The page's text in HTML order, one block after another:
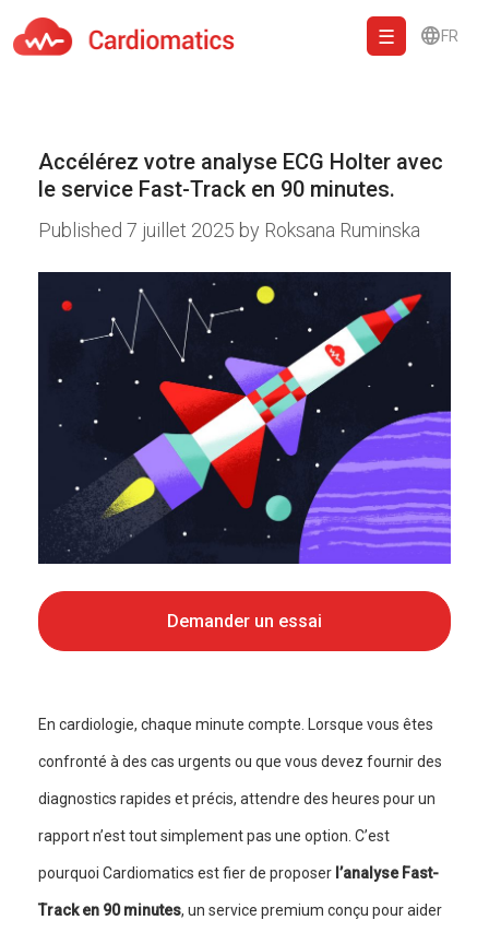
FR
Accélérez votre analyse ECG Holter avec
le service Fast-Track en 90 minutes.
Published 7 juillet 2025 by Roksana Ruminska
Demander un essai
En cardiologie, chaque minute compte. Lorsque vous êtes
confronté à des cas urgents ou que vous devez fournir des
diagnostics rapides et précis, attendre des heures pour un
rapport n’est tout simplement pas une option. C’est
pourquoi Cardiomatics est fier de proposer l’analyse Fast-
Track en 90 minutes, un service premium conçu pour aider